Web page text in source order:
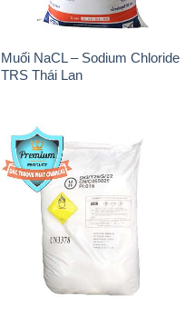
Muối NaCL – Sodium Chloride
TRS Thái Lan